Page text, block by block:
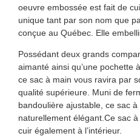
oeuvre embossée est fait de
unique tant par son nom que
conçue au Québec. Elle
Possédant deux grands
aimanté ainsi qu’une pochette
ce sac à main vous ravira par
qualité supérieure. Muni de
bandoulière ajustable, ce sac
naturellement élégant.Ce sac
cuir également à l’intérieur.